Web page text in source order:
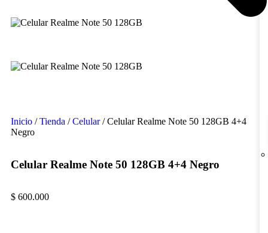
Inicio /Tienda /Celular/ Celular Realme Note 50 128GB 4+4
Negro
Celular Realme Note 50 128GB 4+4 Negro
$ 600.000